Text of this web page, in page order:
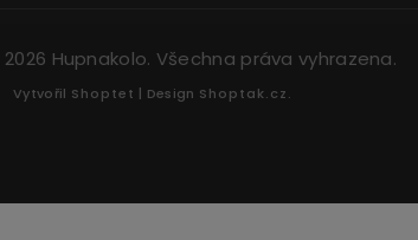
Hupnakolo. Všechna práva vyhrazena.
Vytvořil Shoptet | Design Shoptak.cz.